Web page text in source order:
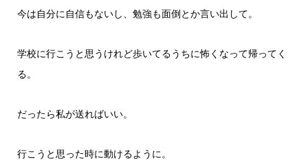
今は自分に自信もないし、勉強も面倒とか言い出して。
学校に行こうと思うけれど歩いてるうちに怖くなって帰ってく
る。
だったら私が送ればいい。
行こうと思った時に動けるように。